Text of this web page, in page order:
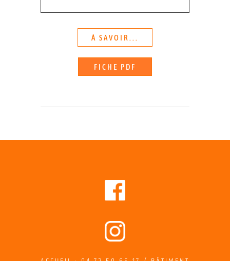
À SAVOIR...
FICHE PDF